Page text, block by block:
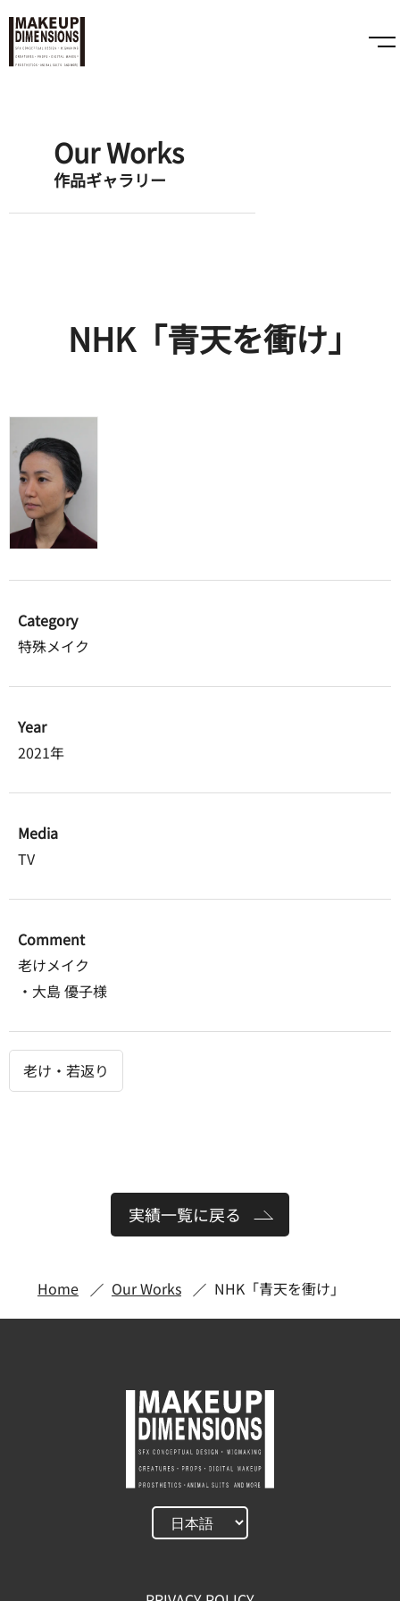
Our Works
作品ギャラリー
NHK「青天を衝け」
Category
特殊メイク
Year
2021年
Media
TV
Comment
老けメイク
・大島 優子様
老け・若返り
実績一覧に戻る
Home Our Works NHK「青天を衝け」